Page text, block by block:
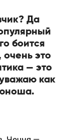
Да
боится
это
— это
как